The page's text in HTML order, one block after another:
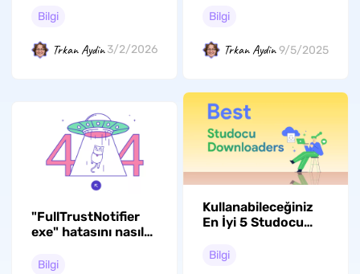
bırakılmasını nasıl
Bilgi
Trkan Aydin 3/2/2026
Araçlar
Bilgi
Trkan Aydin 9/5/2025
"FullTrustNotifier
exe" hatasını nasıl
Etkili Yöntem
Bilgi
Kullanabileceğiniz
En İyi 5 Studocu
Bilgi